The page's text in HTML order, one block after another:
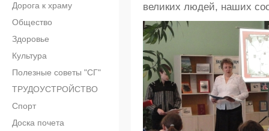
Дорога к храму
Общество
Здоровье
Культура
Полезные советы "СГ"
ТРУДОУСТРОЙСТВО
Спорт
Доска почета
великих людей, наших